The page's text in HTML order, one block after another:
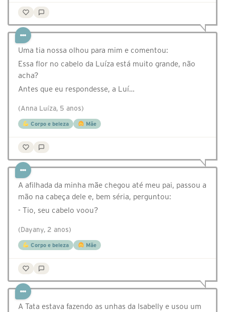
Uma tia nossa olhou para mim e comentou:
Essa flor no cabelo da Luíza está muito grande, não
acha?
Antes que eu respondesse, a Luí…
(Anna Luíza, 5 anos)
Corpo e beleza Mãe
A afilhada da minha mãe chegou até meu pai, passou a
mão na cabeça dele e, bem séria, perguntou:
- Tio, seu cabelo voou?
(Dayany, 2 anos)
Corpo e beleza Mãe
A Tata estava fazendo as unhas da Isabelly e usou um